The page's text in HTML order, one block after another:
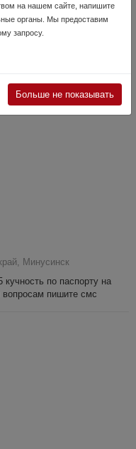
Минусинск
по паспорту на
пишите смс
на нашем сайте, напишите
органы. Мы предоставим
запросу.
Больше не показывать